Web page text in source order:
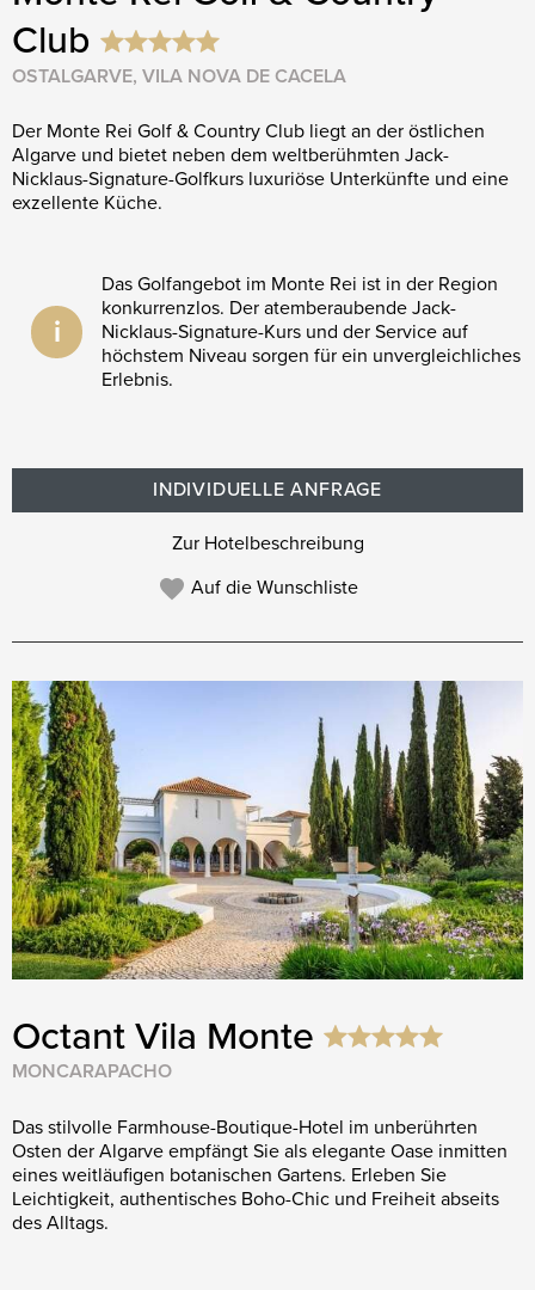
Club
OSTALGARVE, VILA NOVA DE CACELA
Der Monte Rei Golf & Country Club liegt an der östlichen
Algarve und bietet neben dem weltberühmten Jack-
Nicklaus-Signature-Golfkurs luxuriöse Unterkünfte und eine
exzellente Küche.
i
Das Golfangebot im Monte Rei ist in der Region
konkurrenzlos. Der atemberaubende Jack-
Nicklaus-Signature-Kurs und der Service auf
höchstem Niveau sorgen für ein unvergleichliches
Erlebnis.
INDIVIDUELLE ANFRAGE
Zur Hotelbeschreibung
Auf die Wunschliste
Octant Vila Monte
MONCARAPACHO
Das stilvolle Farmhouse-Boutique-Hotel im unberührten
Osten der Algarve empfängt Sie als elegante Oase inmitten
eines weitläufigen botanischen Gartens. Erleben Sie
Leichtigkeit, authentisches Boho-Chic und Freiheit abseits
des Alltags.